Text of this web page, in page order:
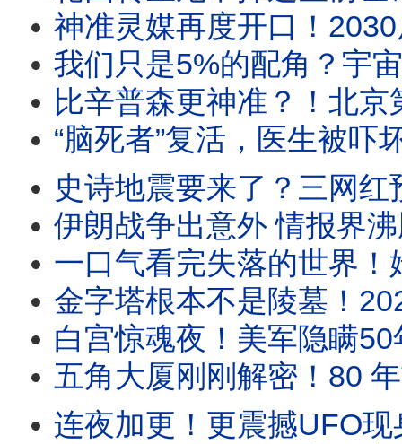
神准灵媒再度开口！2030后“这个大国”将不复
我们只是5%的配角？宇宙中最大、最恐怖的隐形力量
比辛普森更神准？！北京第一高楼遭神秘撞
“脑死者”复活，医生被吓坏了
史诗地震要来了？三网红预言家
伊朗战争出意外 情报界沸腾！美F15战机飞行
一口气看完失落的世界！姆大陆、小矮人世界、索
金字塔根本不是陵墓！2025雷达最新发现：它
白宫惊魂夜！美军隐瞒50年的UFO黑幕：当年被
五角大厦刚刚解密！80 年前坠
连夜加更！更震撼UFO现身美军基地敏感区 当众空中